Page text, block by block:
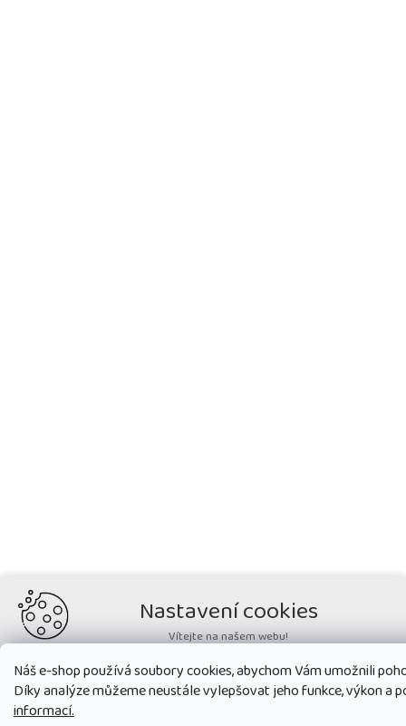
Náš e-shop používá soubory cookies, abychom Vám umožnili
Díky analýze můžeme neustále vylepšovat jeho funkce, výkon a
informací.
Nastavení cookies
Vítejte na našem webu!
Potřebujeme nastavit cookies a související technologie, aby
zobrazovaný obsah odpovídal vašim potřebám a vy na webu nalezli
přesně to, co potřebujete. Soubory cookies používané na našem webu
nikdy neslouží ke zjišťování totožnosti uživatelů stránek